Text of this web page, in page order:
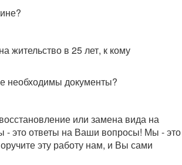
жительство в 25 лет, к кому
необходимы документы?
или замена вида на
- это ответы на Ваши вопросы! Мы - это
эту работу нам, и Вы сами